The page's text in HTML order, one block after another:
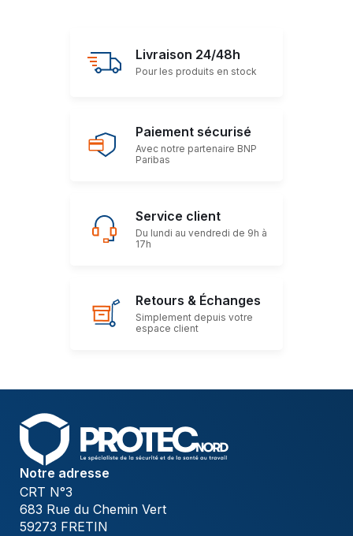
Livraison 24/48h
Pour les produits en stock
Paiement sécurisé
Avec notre partenaire BNP
Paribas
Service client
Du lundi au vendredi de 9h à
17h
Retours & Échanges
Simplement depuis votre
espace client
Notre adresse
CRT N°3
683 Rue du Chemin Vert
59273 FRETIN